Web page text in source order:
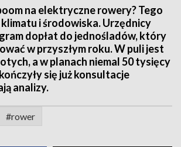
na elektryczne rowery? Tego
i środowiska. Urzędnicy
dopłat do jednośladów, który
w przyszłym roku. W puli jest
a w planach niemal 50 tysięcy
się już konsultacje
analizy.
#rower